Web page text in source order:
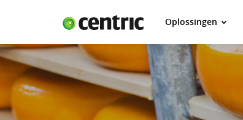
Oplossingen
Oplossingen
Branches
Over Centric
Contact